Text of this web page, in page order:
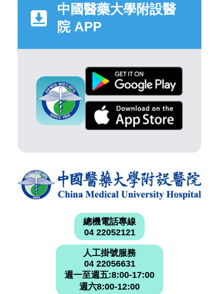
中國醫藥大學附設醫
院 APP
總機電話專線
04 22052121
人工掛號服務
04 22056631
週一至週五:8:00-17:00
週六8:00-12:00